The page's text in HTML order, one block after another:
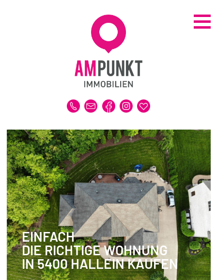
ALLE IMMOBILIEN
GEWERBE
DUBAI-IMMOBILIEN
REFERENZEN
MERKLISTE
VERKAUFEN | VERMIETEN
IMMOBILIENBEWERTUNG
REFERENZEN
ÜBER UNS
WISSENSWERTES
EINFACH
DIE RICHTIGE WOHNUNG
IN 5400 HALLEIN KAUFEN